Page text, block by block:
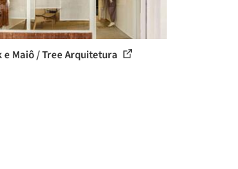
e Maiô / Tree Arquitetura